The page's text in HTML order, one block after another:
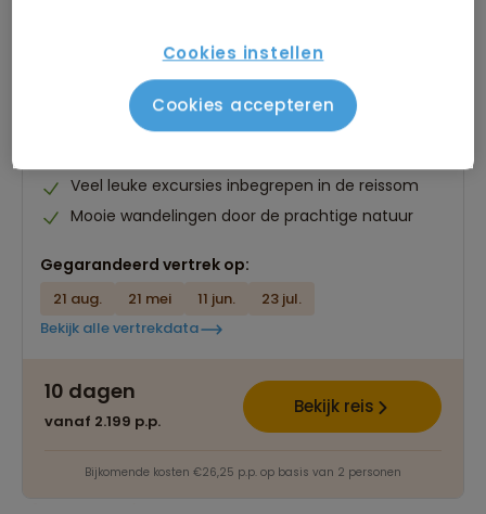
Groepsrondreis Slovenië
195 beoordelingen
Veel leuke excursies inbegrepen in de reissom
Mooie wandelingen door de prachtige natuur
Gegarandeerd vertrek op:
21 aug. 21 mei 11 jun.
23 jul.
Bekijk alle vertrekdata
10 dagen
vanaf 2.199 p.p.
Bekijk reis
Bijkomende kosten €26,25 p.p. op basis van 2 personen
Cookies instellen
Cookies accepteren